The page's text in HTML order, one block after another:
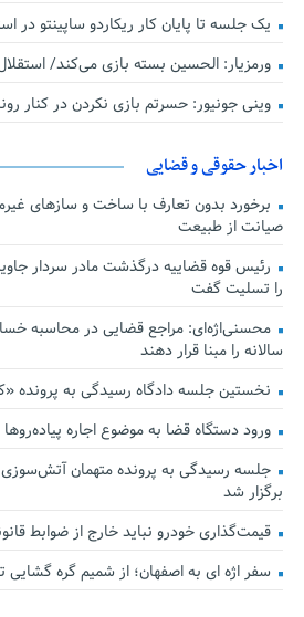
یک جلسه تا پایان کار ریکاردو ساپینتو در
ورمزیار: الحسین بسته بازی می‌کند/
وینی جونیور: حسرتم بازی نکردن در کنار
اخبار حقوقی و قضایی
برخورد بدون تعارف با ساخت‌ و سازهای
صیانت از طبیعت
رئیس قوه قضاییه درگذشت مادر سردار
را تسلیت گفت
محسنی‌اژه‌ای: مراجع قضایی در محاسبه
سالانه را مبنا قرار دهند
نخستین جلسه دادگاه رسیدگی به پرونده
ورود دستگاه قضا به موضوع اجاره
جلسه رسیدگی به پرونده متهمان
برگزار شد
قیمت‌گذاری خودرو نباید خارج از ضوابط
سفر اژه ای به اصفهان؛ از شمیم گره گشایی